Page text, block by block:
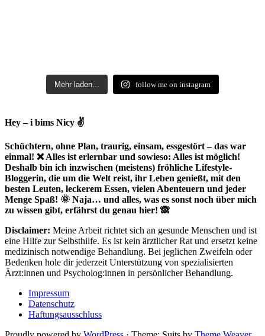
Mehr laden... follow me on instagram
Hey – i bims Nicy ✌
Schüchtern, ohne Plan, traurig, einsam, essgestört – das war
einmal! ❌ Alles ist erlernbar und sowieso: Alles ist möglich!
Deshalb bin ich inzwischen (meistens) fröhliche Lifestyle-
Bloggerin, die um die Welt reist, ihr Leben genießt, mit den
besten Leuten, leckerem Essen, vielen Abenteuern und jeder
Menge Spaß! 🌞 Naja… und alles, was es sonst noch über mich
zu wissen gibt, erfährst du genau hier! 🙈
Disclaimer: Meine Arbeit richtet sich an gesunde Menschen und ist
eine Hilfe zur Selbsthilfe. Es ist kein ärztlicher Rat und ersetzt keine
medizinisch notwendige Behandlung. Bei jeglichen Zweifeln oder
Bedenken hole dir jederzeit Unterstützung von spezialisierten
Ärzt:innen und Psycholog:innen in persönlicher Behandlung.
Impressum
Datenschutz
Haftungsausschluss